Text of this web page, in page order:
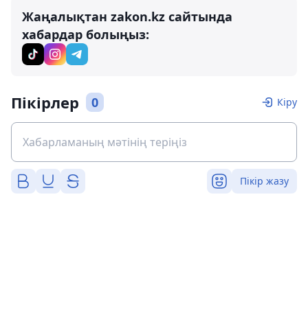
Жаңалықтан zakon.kz сайтында
хабардар болыңыз:
Пікірлер 0 Кіру
Пікір жазу